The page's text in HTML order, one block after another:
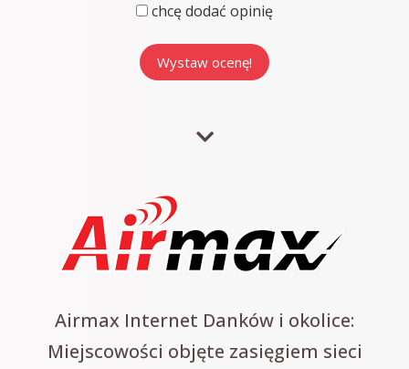
chcę dodać opinię
Airmax Internet Danków i okolice:
Miejscowości objęte zasięgiem sieci